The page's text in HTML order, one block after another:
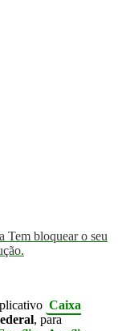
Tem bloquear o seu
Caixa
, para